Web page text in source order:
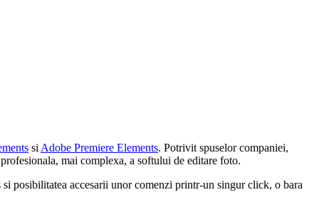
si Adobe Premiere Elements. Potrivit spuselor companiei,
mai complexa, a softului de editare foto.
posibilitatea accesarii unor comenzi printr-un singur click, o bara